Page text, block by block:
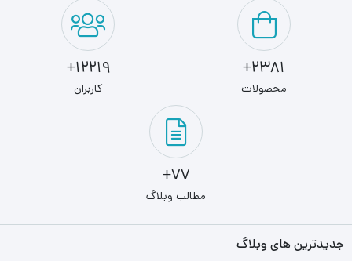
2381+
محصولات
12219+
کاربران
77+
مطالب وبلاگ
جدیدترین های وبلاگ